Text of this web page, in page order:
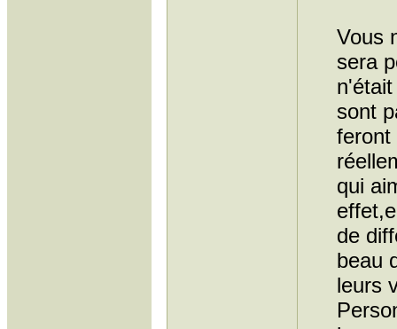
Vous
sera
sont
feront
qui
de
beau
leurs